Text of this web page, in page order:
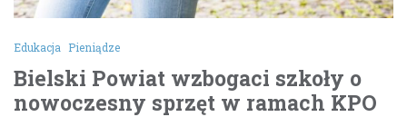
Edukacja Pieniądze
Bielski Powiat wzbogaci szkoły o
nowoczesny sprzęt w ramach KPO